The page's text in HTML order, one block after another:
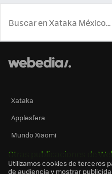
Xataka
Applesfera
Mundo Xiaomi
Otras publicaciones de
Utilizamos cookies de terceros
de audiencia y mostrar